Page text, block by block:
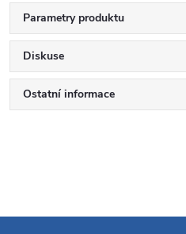
Parametry produktu
Diskuse
Ostatní informace